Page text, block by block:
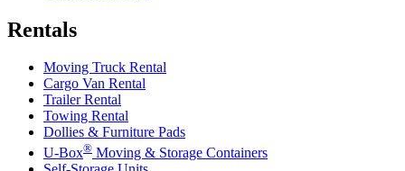
Rentals
Moving Truck Rental
Cargo Van Rental
Trailer Rental
Towing Rental
Dollies & Furniture Pads
U-Box® Moving & Storage Containers